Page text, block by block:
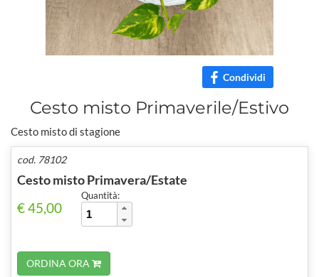
Condividi
Cesto misto Primaverile/Estivo
Cesto misto di stagione
cod. 78102
Cesto misto Primavera/Estate
€ 45,00
Quantità:
ORDINA ORA